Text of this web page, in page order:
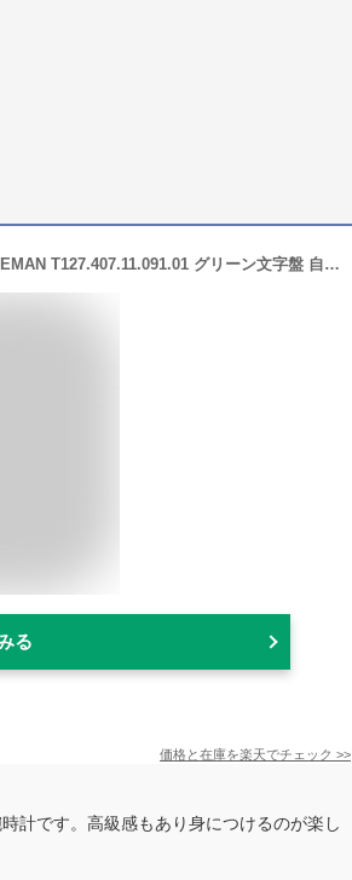
TISSOT ティソ ジェントルマン メンズ腕時計 GENTLEMAN T127.407.11.091.01 グリーン文字盤 自動巻 ケース径40ミリ 10気圧防水 パワーリザーブ最大80時間 フォーマル ビジネス あす楽対応リクルート
る
価格と在庫を楽天でチェック >>
計です。高級感もあり身につけるのが楽し